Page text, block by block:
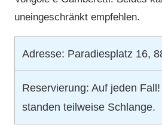
uneingeschränkt empfehlen.
Adresse: Paradiesplatz 16,
Reservierung: Auf jeden
standen teilweise Schlange.